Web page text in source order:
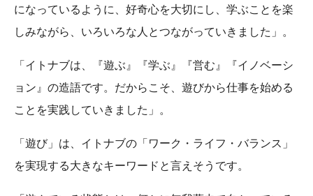
になっているように、好奇心を大切にし、学ぶことを楽
しみながら、いろいろな人とつながっていきました」。
「イトナブは、『遊ぶ』『学ぶ』『営む』『イノベーシ
ョン』の造語です。だからこそ、遊びから仕事を始める
ことを実践していきました」。
「遊び」は、イトナブの「ワーク・ライフ・バランス」
を実現する大きなキーワードと言えそうです。